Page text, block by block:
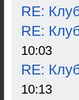
RE:
RE:
10:03
RE:
10:13